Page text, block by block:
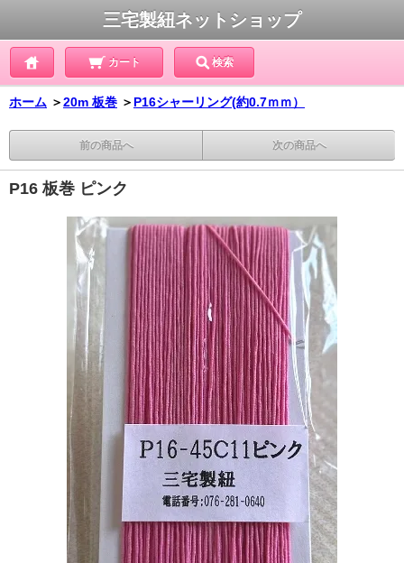
三宅製紐ネットショップ
カート 検索
ホーム ＞20m 板巻 ＞ P16シャーリング(約0.7ｍｍ）
前の商品へ 次の商品へ
P16 板巻 ピンク